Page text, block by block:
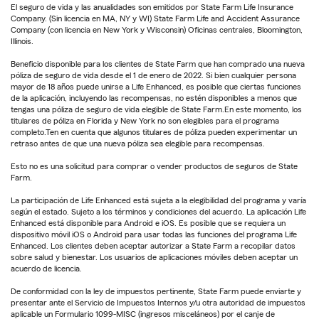
El seguro de vida y las anualidades son emitidos por State Farm Life Insurance
Company. (Sin licencia en MA, NY y WI) State Farm Life and Accident Assurance
Company (con licencia en New York y Wisconsin) Oficinas centrales, Bloomington,
Illinois.
Beneficio disponible para los clientes de State Farm que han comprado una nueva
póliza de seguro de vida desde el 1 de enero de 2022. Si bien cualquier persona
mayor de 18 años puede unirse a Life Enhanced, es posible que ciertas funciones
de la aplicación, incluyendo las recompensas, no estén disponibles a menos que
tengas una póliza de seguro de vida elegible de State Farm.En este momento, los
titulares de póliza en Florida y New York no son elegibles para el programa
completo.Ten en cuenta que algunos titulares de póliza pueden experimentar un
retraso antes de que una nueva póliza sea elegible para recompensas.
Esto no es una solicitud para comprar o vender productos de seguros de State
Farm.
La participación de Life Enhanced está sujeta a la elegibilidad del programa y varía
según el estado. Sujeto a los términos y condiciones del acuerdo. La aplicación Life
Enhanced está disponible para Android e iOS. Es posible que se requiera un
dispositivo móvil iOS o Android para usar todas las funciones del programa Life
Enhanced. Los clientes deben aceptar autorizar a State Farm a recopilar datos
sobre salud y bienestar. Los usuarios de aplicaciones móviles deben aceptar un
acuerdo de licencia.
De conformidad con la ley de impuestos pertinente, State Farm puede enviarte y
presentar ante el Servicio de Impuestos Internos y/u otra autoridad de impuestos
aplicable un Formulario 1099-MISC (ingresos misceláneos) por el canje de